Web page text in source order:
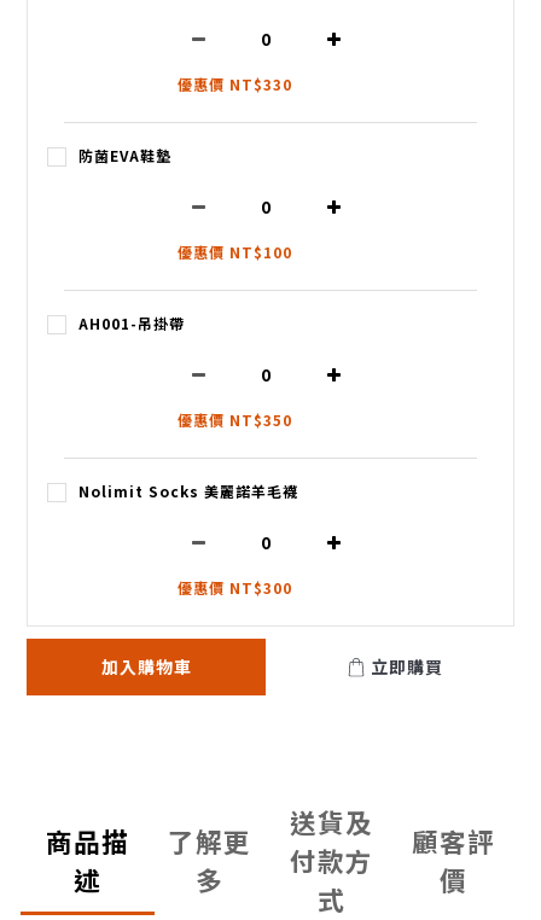
優惠價 NT$330
防菌EVA鞋墊
優惠價 NT$100
AH001-吊掛帶
優惠價 NT$350
Nolimit Socks 美麗諾羊毛襪
優惠價 NT$300
加入購物車 立即購買
商品描
述
了解更
多
送貨及
付款方
式
顧客評
價